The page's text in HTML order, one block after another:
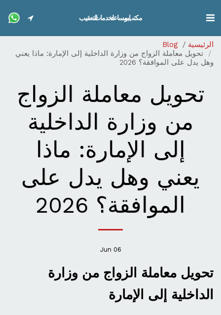
مكتب ابو مساعد لخدمات التعقيب
الرئيسية
Blog
تحويل معاملة الزواج من وزارة الداخلية إلى الإمارة: ماذا يعني
وهل يدل على الموافقة؟ 2026
تحويل معاملة الزواج
من وزارة الداخلية
إلى الإمارة: ماذا
يعني وهل يدل على
الموافقة؟ 2026
06
Jun
تحويل معاملة الزواج من وزارة
الداخلية إلى الإمارة